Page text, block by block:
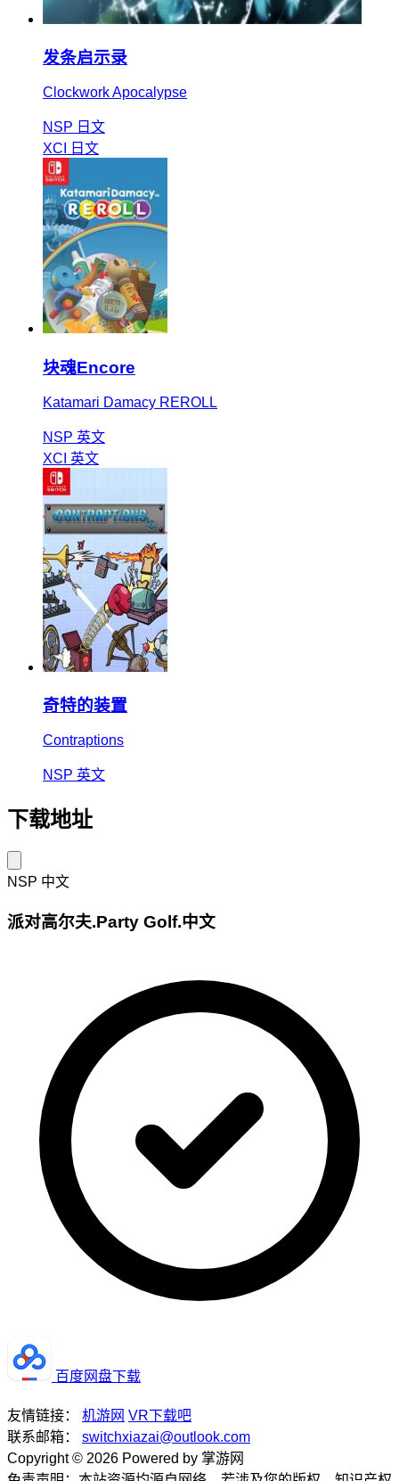
发条启示录
Clockwork Apocalypse
NSP 日文
XCI
日文
块魂Encore
Katamari Damacy REROLL
NSP 英文
XCI 英文
奇特的装置
Contraptions
NSP 英文
下载地址
NSP 中文
派对高尔夫.Party Golf.中文
百度网盘下载
友情链接： 机游网 VR下载吧
联系邮箱：
switchxiazai@outlook.com
Copyright © 2026 Powered by 掌游网